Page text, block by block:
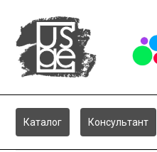
Каталог Консультант